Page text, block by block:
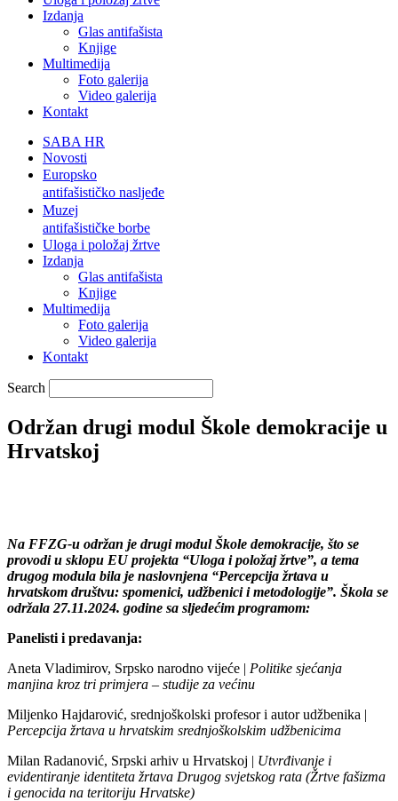
Izdanja
Glas antifašista
Knjige
Multimedija
Foto galerija
Video galerija
Kontakt
SABA HR
Novosti
Europsko
antifašističko nasljeđe
Muzej
antifašističke borbe
Uloga i položaj žrtve
Izdanja
Glas antifašista
Knjige
Multimedija
Foto galerija
Video galerija
Kontakt
Search
Održan drugi modul Škole demokracije u
Hrvatskoj
Na FFZG-u održan je drugi modul Škole demokracije, što se
provodi u sklopu EU projekta “Uloga i položaj žrtve”, a tema
drugog modula bila je naslovnjena “Percepcija žrtava u
hrvatskom društvu: spomenici, udžbenici i metodologije”. Škola se
održala 27.11.2024. godine sa sljedećim programom:
Panelisti i predavanja:
Aneta Vladimirov, Srpsko narodno vijeće | Politike sjećanja
manjina kroz tri primjera – studije za većinu
Miljenko Hajdarović, srednjoškolski profesor i autor udžbenika |
Percepcija žrtava u hrvatskim srednjoškolskim udžbenicima
Milan Radanović, Srpski arhiv u Hrvatskoj | Utvrđivanje i
evidentiranje identiteta žrtava Drugog svjetskog rata (Žrtve fašizma
i genocida na teritoriju Hrvatske)